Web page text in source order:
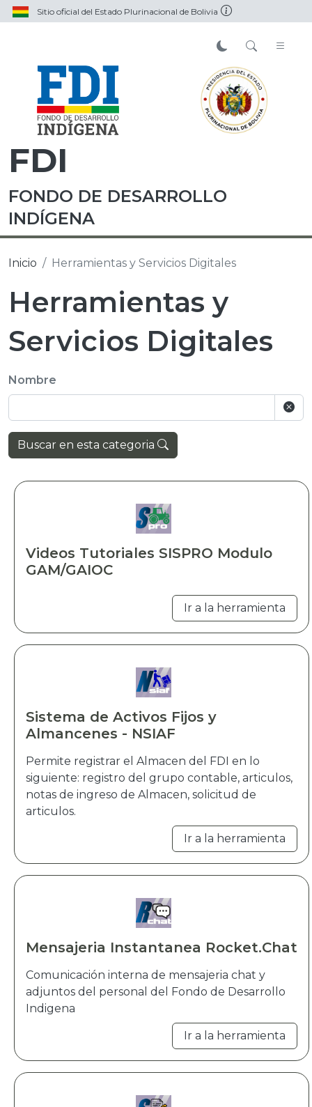
Sitio oficial del Estado Plurinacional de Bolivia
FDI
FONDO DE DESARROLLO
INDÍGENA
Inicio Herramientas y Servicios Digitales
Herramientas y
Servicios Digitales
Nombre
Buscar en esta categoria
Videos Tutoriales SISPRO Modulo
GAM/GAIOC
Ir a la herramienta
Sistema de Activos Fijos y
Almancenes - NSIAF
Permite registrar el Almacen del FDI en lo
siguiente: registro del grupo contable, articulos,
notas de ingreso de Almacen, solicitud de
articulos.
Ir a la herramienta
Mensajeria Instantanea Rocket.Chat
Comunicación interna de mensajeria chat y
adjuntos del personal del Fondo de Desarrollo
Indigena
Ir a la herramienta